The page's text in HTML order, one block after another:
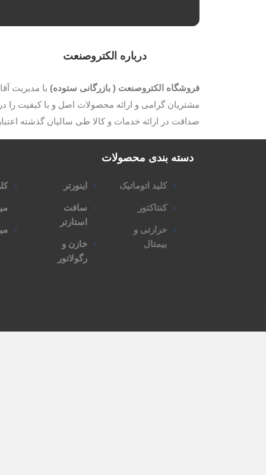
درباره الکتروصنعت
فروشگاه الکتروصنعت ( بازرگانی ستوده)
مشتریان گرامی و ارائه محصولات اصل و با کیفیت را
صداقت در ارائه خدمات و کالا طی سالیان گذشته
دسته بندی محصولات
کلید اتوماتیک
کنتاکتور
حرارتی و
بیمتال
اینورتر
سافت
استارتر
خازن و
رگولاتور